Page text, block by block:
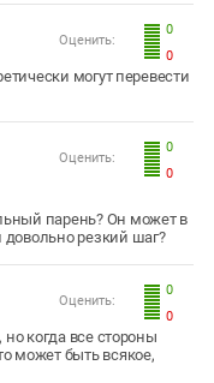
0
0
Оценить:
могут перевести
0
0
Оценить:
парень? Он может в
довольно резкий шаг?
0
0
Оценить:
когда все стороны
может быть всякое,